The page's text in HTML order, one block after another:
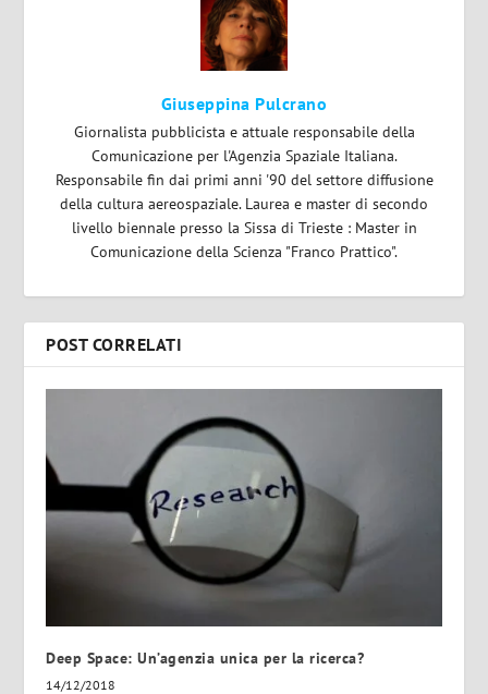
Giuseppina Pulcrano
Giornalista pubblicista e attuale responsabile della
Comunicazione per l'Agenzia Spaziale Italiana.
Responsabile fin dai primi anni '90 del settore diffusione
della cultura aereospaziale. Laurea e master di secondo
livello biennale presso la Sissa di Trieste : Master in
Comunicazione della Scienza "Franco Prattico".
POST CORRELATI
Deep Space: Un’agenzia unica per la ricerca?
14/12/2018